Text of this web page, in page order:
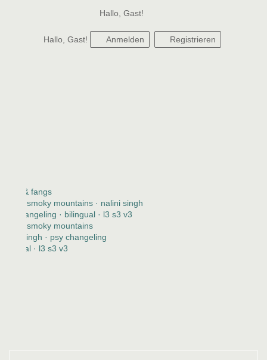
Hallo, Gast!
Hallo, Gast! Anmelden Registrieren
claws & fangs
2123 · smoky mountains · nalini singh
psy changeling · bilingual · l3 s3 v3
2123 · smoky mountains
nalini singh · psy changeling
bilingual · l3 s3 v3